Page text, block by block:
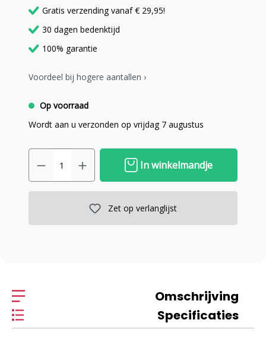
Gratis verzending vanaf € 29,95!
30 dagen bedenktijd
100% garantie
Voordeel bij hogere aantallen ›
Op voorraad
Wordt aan u verzonden op vrijdag 7 augustus
In winkelmandje
Zet op verlanglijst
Omschrijving
Specificaties